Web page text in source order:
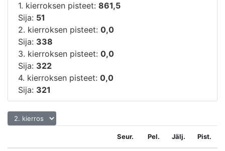
1. kierroksen pisteet: 861,5
Sija: 51
2. kierroksen pisteet: 0,0
Sija: 338
3. kierroksen pisteet: 0,0
Sija: 322
4. kierroksen pisteet: 0,0
Sija: 321
Seur. Pel. Jälj. Pist.